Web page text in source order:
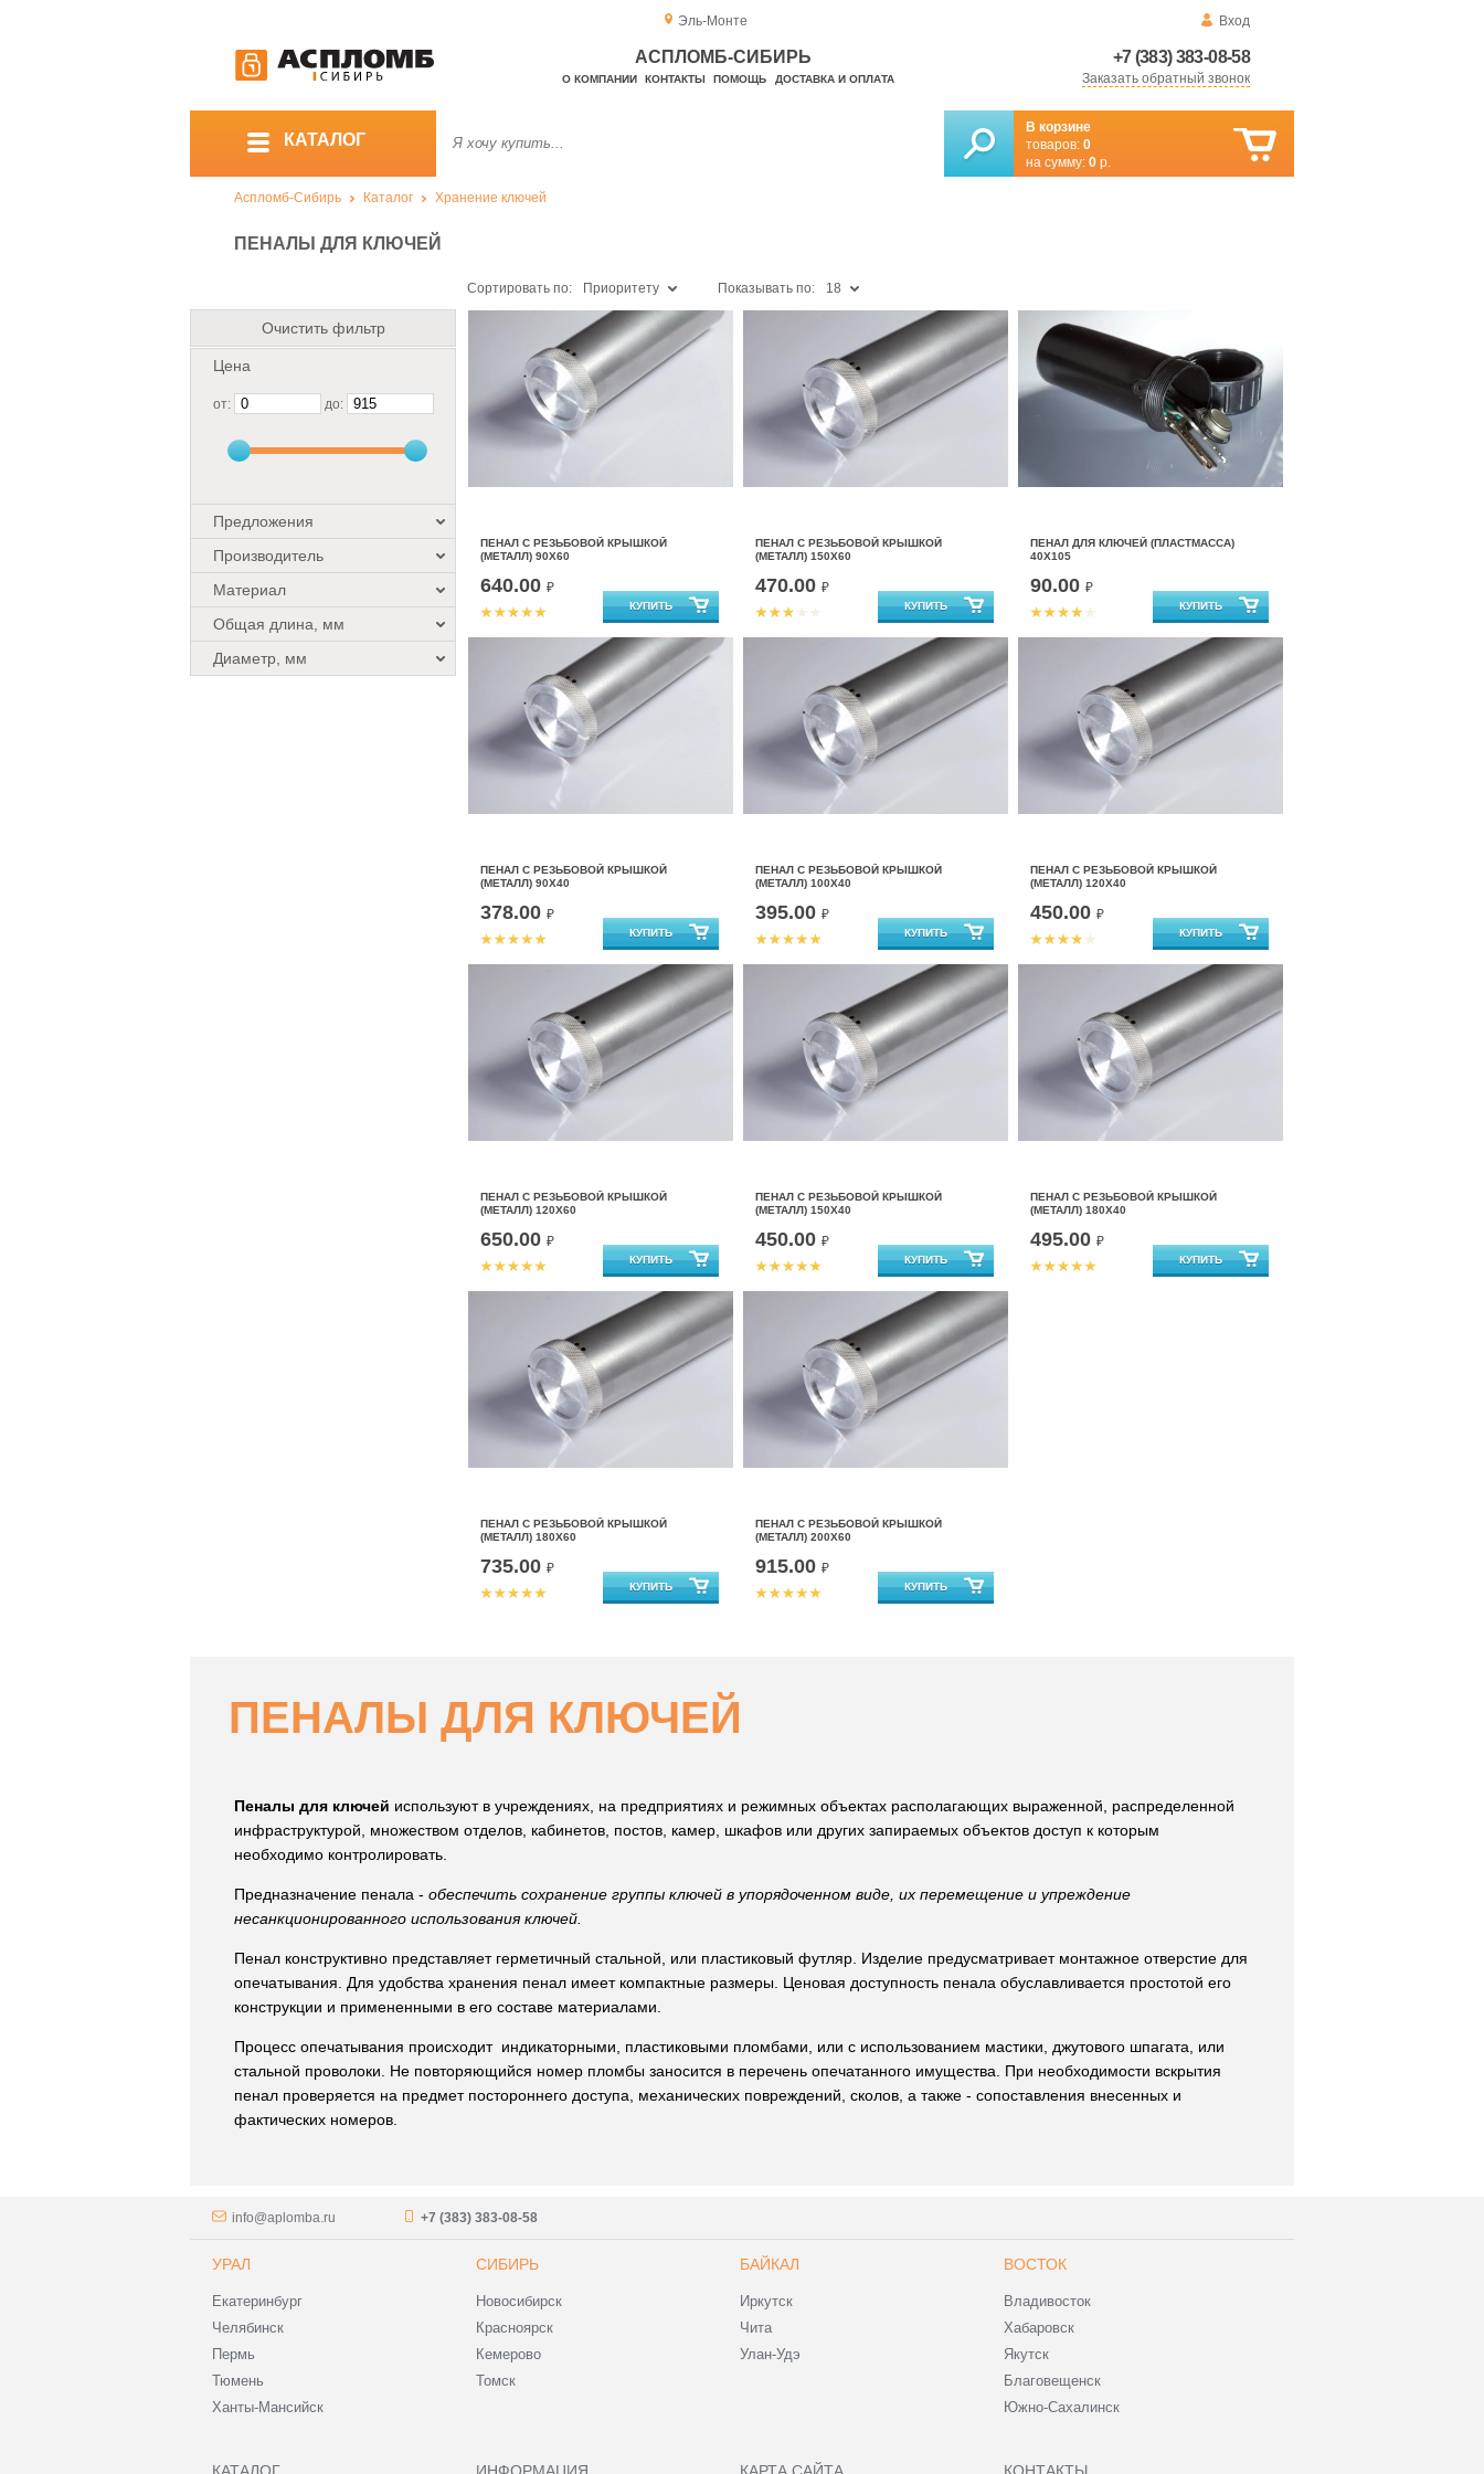
Эль-Монте Вход
+7 (383) 383-08-58
Заказать обратный звонок
АСПЛОМБ-СИБИРЬ
О КОМПАНИИ КОНТАКТЫ ПОМОЩЬ ДОСТАВКА И ОПЛАТА
КАТАЛОГ
В корзине
товаров: 0
на сумму: 0 р.
Аспломб-Сибирь Каталог Хранение ключей
ПЕНАЛЫ ДЛЯ КЛЮЧЕЙ
Очистить фильтр
Цена
от: до:
Предложения
Производитель
Материал
Общая длина, мм
Диаметр, мм
Сортировать по: Приоритету Показывать по: 18
ПЕНАЛ С РЕЗЬБОВОЙ КРЫШКОЙ
(МЕТАЛЛ) 90Х60
640.00 ₽
ПЕНАЛ С РЕЗЬБОВОЙ КРЫШКОЙ
(МЕТАЛЛ) 150Х60
470.00 ₽
ПЕНАЛ ДЛЯ КЛЮЧЕЙ (ПЛАСТМАССА)
40Х105
90.00 ₽
ПЕНАЛ С РЕЗЬБОВОЙ КРЫШКОЙ
(МЕТАЛЛ) 90Х40
378.00 ₽
ПЕНАЛ С РЕЗЬБОВОЙ КРЫШКОЙ
(МЕТАЛЛ) 100Х40
395.00 ₽
ПЕНАЛ С РЕЗЬБОВОЙ КРЫШКОЙ
(МЕТАЛЛ) 120Х40
450.00 ₽
ПЕНАЛ С РЕЗЬБОВОЙ КРЫШКОЙ
(МЕТАЛЛ) 120Х60
650.00 ₽
ПЕНАЛ С РЕЗЬБОВОЙ КРЫШКОЙ
(МЕТАЛЛ) 150Х40
450.00 ₽
ПЕНАЛ С РЕЗЬБОВОЙ КРЫШКОЙ
(МЕТАЛЛ) 180Х40
495.00 ₽
ПЕНАЛ С РЕЗЬБОВОЙ КРЫШКОЙ
(МЕТАЛЛ) 180Х60
735.00 ₽
ПЕНАЛ С РЕЗЬБОВОЙ КРЫШКОЙ
(МЕТАЛЛ) 200Х60
915.00 ₽
ПЕНАЛЫ ДЛЯ КЛЮЧЕЙ
Пеналы для ключей используют в учреждениях, на предприятиях и режимных объектах располагающих выраженной, распределенной
инфраструктурой, множеством отделов, кабинетов, постов, камер, шкафов или других запираемых объектов доступ к которым
необходимо контролировать.
Предназначение пенала - обеспечить сохранение группы ключей в упорядоченном виде, их перемещение и упреждение
несанкционированного использования ключей.
Пенал конструктивно представляет герметичный стальной, или пластиковый футляр. Изделие предусматривает монтажное отверстие для
опечатывания. Для удобства хранения пенал имеет компактные размеры. Ценовая доступность пенала обуславливается простотой его
конструкции и примененными в его составе материалами.
Процесс опечатывания происходит индикаторными, пластиковыми пломбами, или с использованием мастики, джутового шпагата, или
стальной проволоки. Не повторяющийся номер пломбы заносится в перечень опечатанного имущества. При необходимости вскрытия
пенал проверяется на предмет постороннего доступа, механических повреждений, сколов, а также - сопоставления внесенных и
фактических номеров.
info@aplomba.ru +7 (383) 383-08-58
УРАЛ
Екатеринбург
Челябинск
Пермь
Тюмень
Ханты-Мансийск
СИБИРЬ
Новосибирск
Красноярск
Кемерово
Томск
БАЙКАЛ
Иркутск
Чита
Улан-Удэ
ВОСТОК
Владивосток
Хабаровск
Якутск
Благовещенск
Южно-Сахалинск